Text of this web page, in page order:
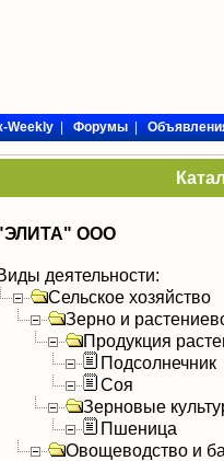
Weekly|Форумы|
ООО
деятельности:
Сельское хозяйство
Зерно и
Продукция
Подсолнечник
Соя
Зерновые
Пшеница
Овощеводство и